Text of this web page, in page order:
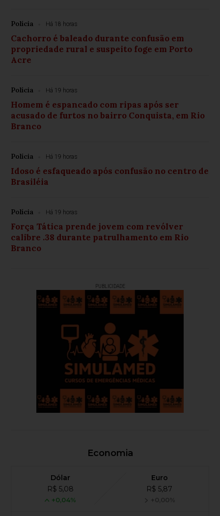
Polícia Há 18 horas
Cachorro é baleado durante confusão em
propriedade rural e suspeito foge em Porto
Acre
Polícia Há 19 horas
Homem é espancado com ripas após ser
acusado de furtos no bairro Conquista, em Rio
Branco
Polícia Há 19 horas
Idoso é esfaqueado após confusão no centro de
Brasiléia
Polícia Há 19 horas
Força Tática prende jovem com revólver
calibre .38 durante patrulhamento em Rio
Branco
PUBLICIDADE
Economia
Dólar
R$ 5,08
+0,04%
Euro
R$ 5,87
+0,00%